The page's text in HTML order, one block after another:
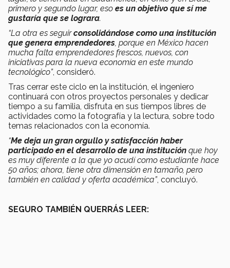
primero y segundo lugar, eso es un objetivo que sí me
gustaría que se lograra.
“La otra es seguirconsolidándose como una institución
que genera emprendedores, porque en México hacen
mucha falta emprendedores frescos, nuevos, con
iniciativas para la nueva economía en este mundo
tecnológico”, consideró.
Tras cerrar este ciclo en la institución, el ingeniero
continuará con otros proyectos personales y dedicar
tiempo a su familia, disfruta en sus tiempos libres de
actividades como la fotografía y la lectura, sobre todo
temas relacionados con la economía.
“Me deja un gran orgullo y satisfacción haber
participado en el desarrollo de una institución que hoy
es muy diferente a la que yo acudí como estudiante hace
50 años; ahora, tiene otra dimensión en tamaño, pero
también en calidad y oferta académica”, concluyó.
SEGURO TAMBIÉN QUERRÁS LEER: